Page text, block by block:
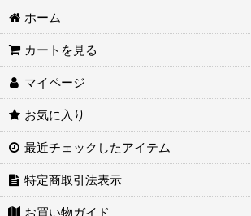
ホーム
カートを見る
マイページ
お気に入り
最近チェックしたアイテム
特定商取引法表示
お買い物ガイド